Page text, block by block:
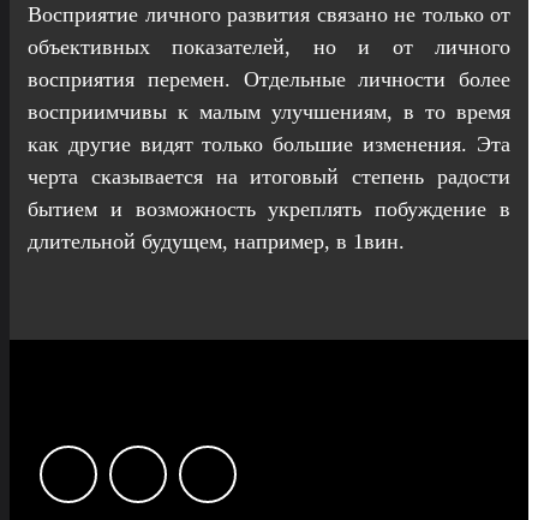
Восприятие личного развития связано не только от
объективных показателей, но и от личного
восприятия перемен. Отдельные личности более
восприимчивы к малым улучшениям, в то время
как другие видят только большие изменения. Эта
черта сказывается на итоговый степень радости
бытием и возможность укреплять побуждение в
длительной будущем, например, в 1вин.